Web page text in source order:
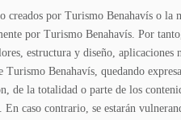
creados por Turismo Benahavís o la
por Turismo Benahavís. Por
estructura y diseño, aplicaciones
Benahavís, quedando
de la totalidad o parte de los
caso contrario, se estarán